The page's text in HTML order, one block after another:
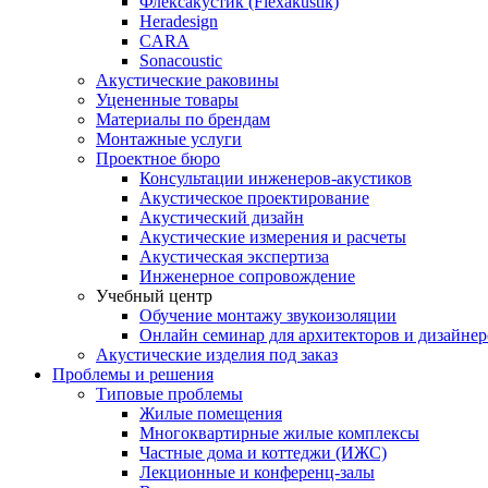
Heradesign
CARA
Sonacoustic
Акустические раковины
Уцененные товары
Материалы по брендам
Монтажные услуги
Проектное бюро
Консультации инженеров-акустиков
Акустическое проектирование
Акустический дизайн
Акустические измерения и расчеты
Акустическая экспертиза
Инженерное сопровождение
Учебный центр
Обучение монтажу звукоизоляции
Онлайн семинар для архитекторов и
Акустические изделия под заказ
Проблемы и решения
Типовые проблемы
Жилые помещения
Многоквартирные жилые комплексы
Частные дома и коттеджи (ИЖС)
Лекционные и конференц-залы